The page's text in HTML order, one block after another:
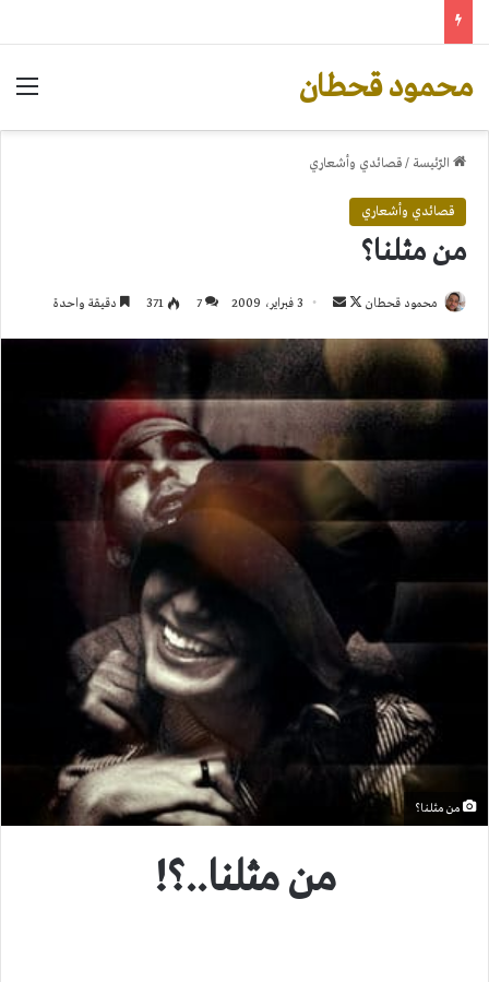
محمود قحطان
الرّئيسة /قصائدي وأشعاري
قصائدي وأشعاري
من مثلنا؟
محمود قحطان
تابع
X
أرسل
إلكترونيا
3 فبراير، 2009 7
371 دقيقة واحدة
من مثلنا؟
من مثلنا..؟!